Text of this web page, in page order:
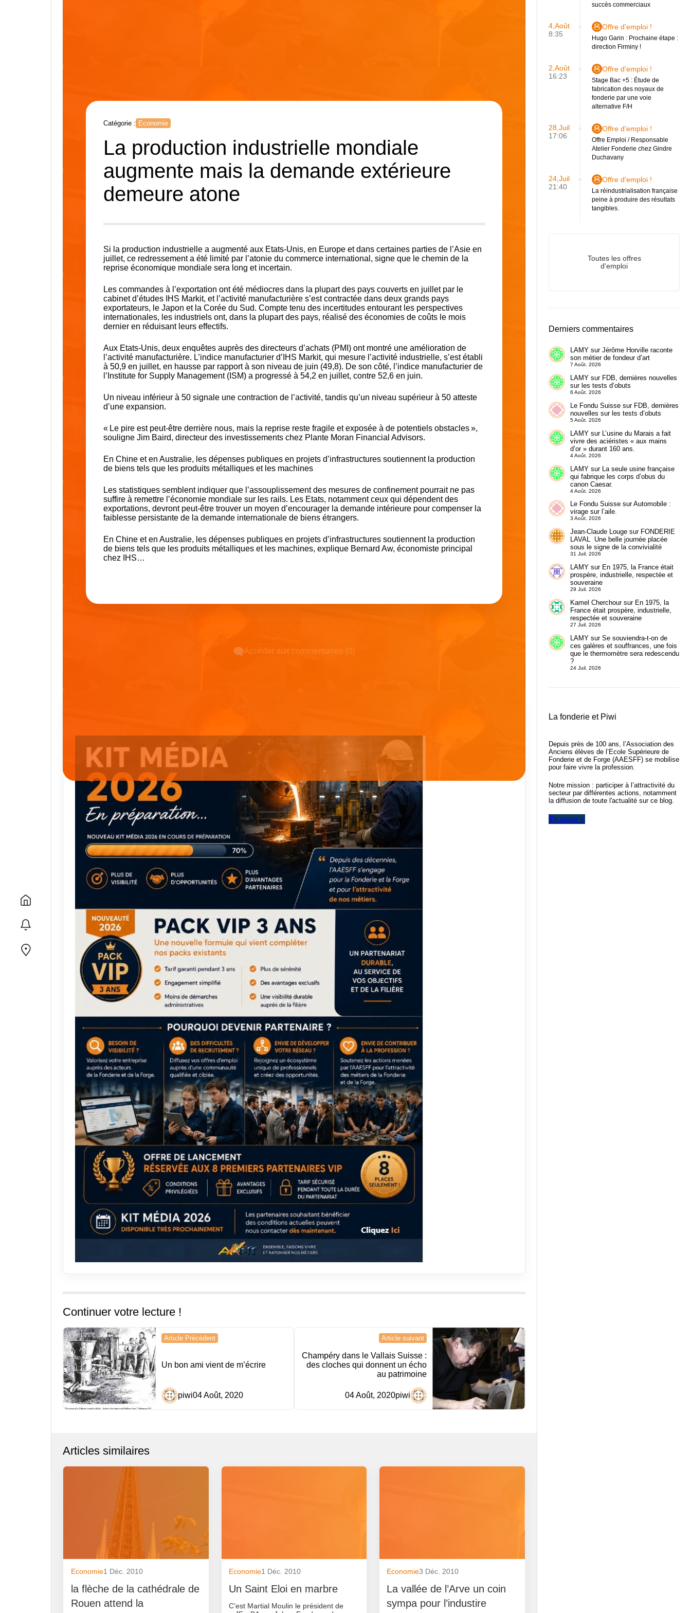
Catégorie : Economie
La production industrielle mondiale
augmente mais la demande extérieure
demeure atone
Si la production industrielle a augmenté aux Etats-Unis, en Europe et dans certaines parties de l’Asie en
juillet, ce redressement a été limité par l’atonie du commerce international, signe que le chemin de la
reprise économique mondiale sera long et incertain.
Les commandes à l’exportation ont été médiocres dans la plupart des pays couverts en juillet par le
cabinet d’études IHS Markit, et l’activité manufacturière s’est contractée dans deux grands pays
exportateurs, le Japon et la Corée du Sud. Compte tenu des incertitudes entourant les perspectives
internationales, les industriels ont, dans la plupart des pays, réalisé des économies de coûts le mois
dernier en réduisant leurs effectifs.
Aux Etats-Unis, deux enquêtes auprès des directeurs d’achats (PMI) ont montré une amélioration de
l’activité manufacturière. L’indice manufacturier d’IHS Markit, qui mesure l’activité industrielle, s’est établi
à 50,9 en juillet, en hausse par rapport à son niveau de juin (49,8). De son côté, l’indice manufacturier de
l’Institute for Supply Management (ISM) a progressé à 54,2 en juillet, contre 52,6 en juin.
Un niveau inférieur à 50 signale une contraction de l’activité, tandis qu’un niveau supérieur à 50 atteste
d’une expansion.
« Le pire est peut-être derrière nous, mais la reprise reste fragile et exposée à de potentiels obstacles ​»,
souligne Jim Baird, directeur des investissements chez Plante Moran Financial Advisors.
En Chine et en Australie, les dépenses publiques en projets d’infrastructures soutiennent la production
de biens tels que les produits métalliques et les machines
Les statistiques semblent indiquer que l’assouplissement des mesures de confinement pourrait ne pas
suffire à remettre l’économie mondiale sur les rails. Les Etats, notamment ceux qui dépendent des
exportations, devront peut-être trouver un moyen d’encourager la demande intérieure pour compenser la
faiblesse persistante de la demande internationale de biens étrangers.
En Chine et en Australie, les dépenses publiques en projets d’infrastructures soutiennent la production
de biens tels que les produits métalliques et les machines, explique Bernard Aw, économiste principal
chez IHS…
Accéder aux commentaires (0)
Continuer votre lecture !
Navigation
de
l’article
Article Précédent
Un bon ami vient de m’écrire
piwi04 Août, 2020
Article suivant
Champéry dans le Vallais Suisse :
des cloches qui donnent un écho
au patrimoine
piwi
04 Août, 2020
Articles similaires
Economie1 Déc. 2010
la flèche de la cathédrale de
Rouen attend la
Economie1 Déc. 2010
Un Saint Eloi en marbre
C’est Martial Moulin le président de
Economie3 Déc. 2010
La vallée de l’Arve un coin
sympa pour l’industire
succès commerciaux
4,Août
8:35
Offre d'emploi !
Hugo Garin : Prochaine étape :
direction Firminy !
2,Août
16:23
Offre d'emploi !
Stage Bac +5 : Étude de
fabrication des noyaux de
fonderie par une voie
alternative F/H
28,Juil
17:06
Offre d'emploi !
Offre Emploi / Responsable
Atelier Fonderie chez Gindre
Duchavany
24,Juil
21:40
Offre d'emploi !
La réindustrialisation française
peine à produire des résultats
tangibles.
Toutes les offres
d'emploi
Derniers commentaires
LAMYsur Jérôme Horville raconte
son métier de fondeur d’art
7 Août. 2026
LAMYsur FDB, dernières nouvelles
sur les tests d’obuts
6 Août. 2026
Le Fondu Suissesur FDB, dernières
nouvelles sur les tests d’obuts
5 Août. 2026
LAMYsur L’usine du Marais a fait
vivre des aciéristes « aux mains
d’or » durant 160 ans.
4 Août. 2026
LAMYsur La seule usine française
qui fabrique les corps d’obus du
canon Caesar.
4 Août. 2026
Le Fondu SuissesurAutomobile :
virage sur l’aile.
3 Août. 2026
Jean-Claude Lougesur FONDERIE
LAVAL Une belle journée placée
sous le signe de la convivialité
31 Juil. 2026
LAMYsur En 1975, la France était
prospère, industrielle, respectée et
souveraine
29 Juil. 2026
Kamel Cherchoursur En 1975, la
France était prospère, industrielle,
respectée et souveraine
27 Juil. 2026
LAMYsur Se souviendra-t-on de
ces galères et souffrances, une fois
que le thermomètre sera redescendu
?
24 Juil. 2026
La fonderie et Piwi
Depuis près de 100 ans, l’Association des
Anciens élèves de l’Ecole Supérieure de
Fonderie et de Forge (AAESFF) se mobilise
pour faire vivre la profession.
Notre mission : participer à l’attractivité du
secteur par différentes actions, notamment
la diffusion de toute l'actualité sur ce blog.
En savoir +